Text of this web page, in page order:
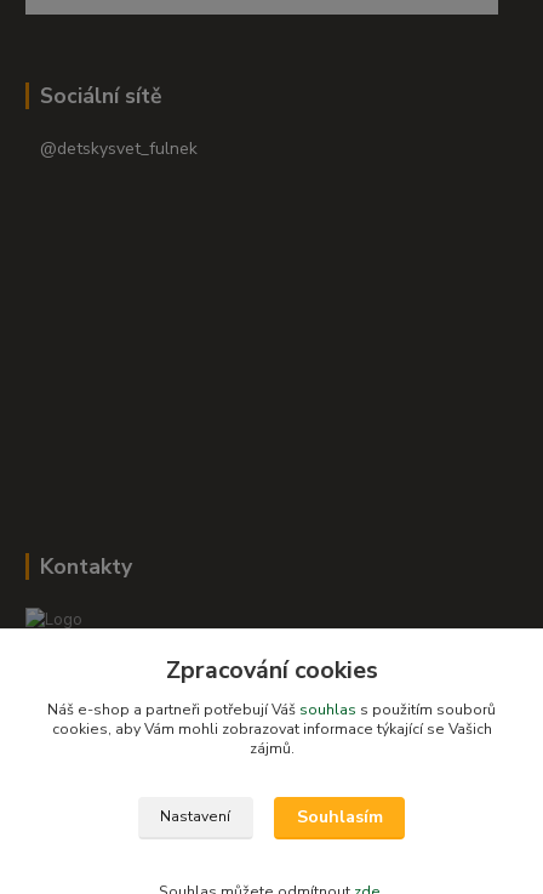
Sociální sítě
@detskysvet_fulnek
Kontakty
+420 604 278 943
obchod-detskysvet@seznam.cz
Zpracování cookies
Náš e-shop a partneři potřebují Váš souhlas s použitím souborů
cookies, aby Vám mohli zobrazovat informace týkající se Vašich
zájmů.
Nastavení Souhlasím